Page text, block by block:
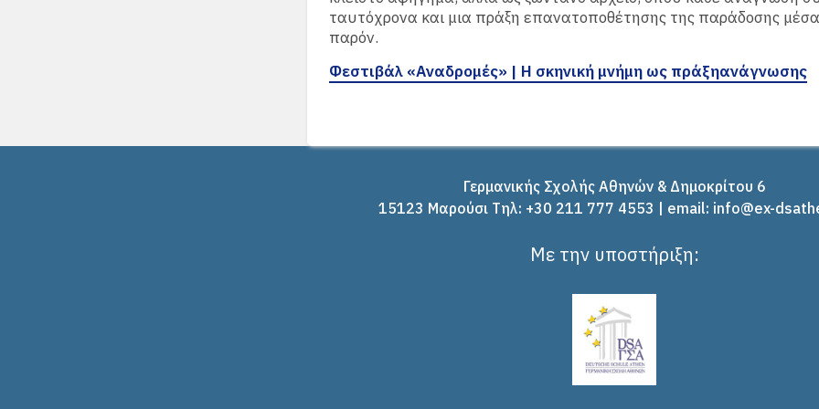
ταυτόχρονα και μια πράξη επανατοποθέτησης της παράδοσης
παρόν.
Φεστιβάλ «Aναδρομές» | Η σκηνική μνήμη ως πράξηανάγνωσης
Γερμανικής Σχολής Αθηνών & Δημοκρίτου 6
15123 Μαρούσι Tηλ: +30 211 777 4553 | email: info@ex-
Με την υποστήριξη: